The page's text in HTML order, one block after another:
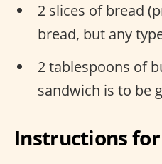
2 slices of bread
bread, but any
2 tablespoons of
sandwich is to be
Instructions for